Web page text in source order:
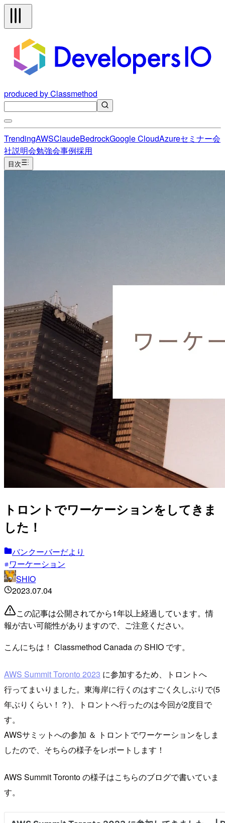
produced by Classmethod
TrendingAWSClaudeBedrockGoogle CloudAzureセミナー会
社説明会勉強会事例採用
目次
トロントでワーケーションをしてきま
した！
バンクーバーだより
ワーケーション
SHIO
2023.07.04
この記事は公開されてから1年以上経過しています。情
報が古い可能性がありますので、ご注意ください。
こんにちは！ Classmethod Canada の SHIO です。
AWS Summit Toronto 2023 に参加するため、トロントへ
行ってまいりました。東海岸に行くのはすごく久しぶりで(5
年ぶりくらい！？)、トロントへ行ったのは今回が2度目で
す。
AWSサミットへの参加 ＆ トロントでワーケーションをしま
したので、そちらの様子をレポートします！
AWS Summit Toronto の様子はこちらのブログで書いていま
す。